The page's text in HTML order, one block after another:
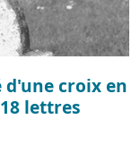
croix en
lettres